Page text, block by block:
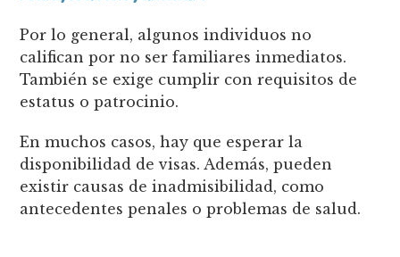
Por lo general, algunos individuos no
califican por no ser familiares inmediatos.
También se exige cumplir con requisitos de
estatus o patrocinio.
En muchos casos, hay que esperar la
disponibilidad de visas. Además, pueden
existir causas de inadmisibilidad, como
antecedentes penales o problemas de salud.